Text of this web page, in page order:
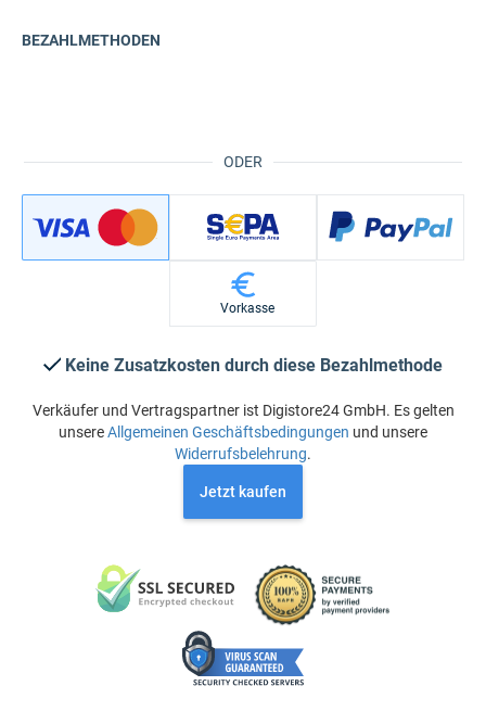
ODER
BEZAHLMETHODEN
Vorkasse
Keine Zusatzkosten durch diese Bezahlmethode
Verkäufer und Vertragspartner ist Digistore24 GmbH. Es gelten
unsereAllgemeinen Geschäftsbedingungen und unsere
Widerrufsbelehrung.
Jetzt kaufen